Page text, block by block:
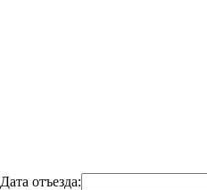
Дата отъезда: